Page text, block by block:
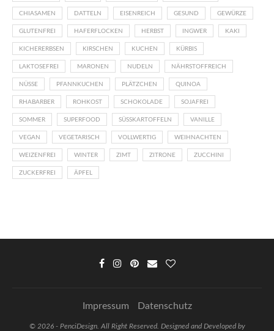
CHIASAMEN DATTELN EISENREICH GESUND GEWÜRZE
GLUTENFREI HAFERFLOCKEN HERBST INGWER KAKI
KICHERERBSEN KIRSCHEN KUCHEN KÜRBIS
LAKTOSEFREI MARONEN NUDELN NÄHRSTOFFREICH
NÜSSE PFANNKUCHEN PLÄTZCHEN QUINOA
RHABARBER ROHKOST SCHOKOLADE SOJAFREI
SOMMER SUPERFOOD SÜSSKARTOFFELN VANILLE
VEGAN VEGETARISCH VOLLWERTIG WEIHNACHTEN
WEIZENFREI WINTER ZIMT ZITRONE ZUCCHINI
ZUCKERFREI ÄPFEL
Impressum Datenschutz
© 2026 - PenciDesign. All Right Reserved. Designed and Developed by